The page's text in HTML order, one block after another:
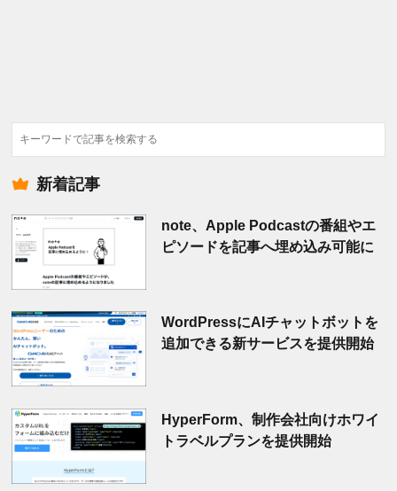
検
索
新着記事
note、Apple Podcastの番組やエ
ピソードを記事へ埋め込み可能に
WordPressにAIチャットボットを
追加できる新サービスを提供開始
HyperForm、制作会社向けホワイ
トラベルプランを提供開始